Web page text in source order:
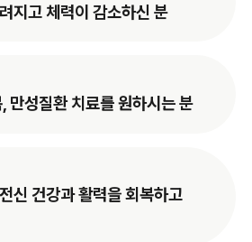
지고 체력이 감소하신 분
만성질환 치료를 원하시는 분
신 건강과 활력을 회복하고